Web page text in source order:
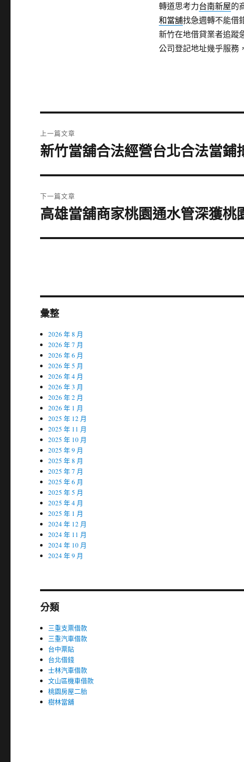
轉道思考力台南新屋的
和當舖找急週轉不能借
新竹在地借貸業者追蹤
公司登記地址幾乎服務，
章
上一篇文章
上
篇
章:
新竹當舖合法經營台北合法當鋪
下一篇文章
下
篇
高雄當舖商家桃園通水管深獲桃
彙整
2026 年 8 月
2026 年 7 月
2026 年 6 月
2026 年 5 月
2026 年 4 月
2026 年 3 月
2026 年 2 月
2026 年 1 月
2025 年 12 月
2025 年 11 月
2025 年 10 月
2025 年 9 月
2025 年 8 月
2025 年 7 月
2025 年 6 月
2025 年 5 月
2025 年 4 月
2025 年 1 月
2024 年 12 月
2024 年 11 月
2024 年 10 月
2024 年 9 月
分類
三重支票借款
三重汽車借款
台中票貼
台北借錢
士林汽車借款
文山區機車借款
桃園房屋二胎
樹林當舖